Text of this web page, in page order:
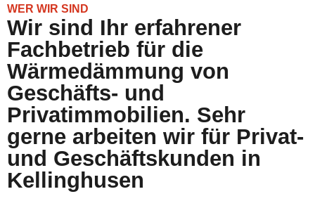
WER WIR SIND
Wir sind Ihr erfahrener
Fachbetrieb für die
Wärmedämmung von
Geschäfts- und
Privatimmobilien. Sehr
gerne arbeiten wir für Privat-
und Geschäftskunden in
Kellinghusen